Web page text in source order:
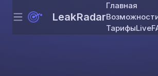
Skip to
Menu LeakRadar
Главная
ТарифыLive